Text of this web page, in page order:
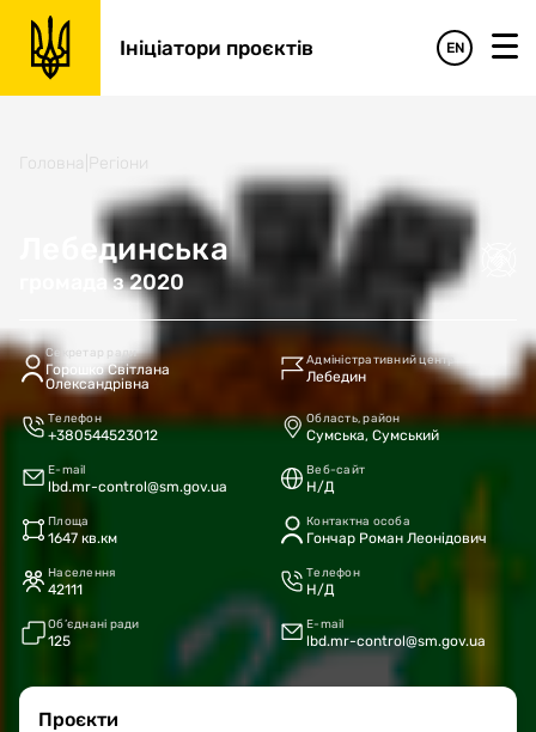
Ініціатори проєктів EN
Головна Регіони
Лебединська
громадаз2020
Секретар ради
Горошко Світлана
Олександрівна
Адміністративний центр
Лебедин
Телефон
+380544523012
Область, район
Сумська, Сумський
E-mail
lbd.mr-control@sm.gov.ua
Веб-сайт
Н/Д
Площа
1647 кв.км
Контактна особа
Гончар Роман Леонідович
Населення
42111
Телефон
Н/Д
Об’єднані ради
125
E-mail
lbd.mr-control@sm.gov.ua
Проєкти